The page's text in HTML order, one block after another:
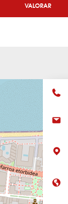
VALORAR